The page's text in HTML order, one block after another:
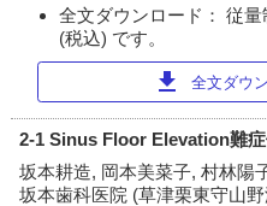
全文ダウンロード： 従
(税込) です。
download 全文ダウ
2-1 Sinus Floor Elevation難
坂本耕造, 岡本美菜子, 村林陽
坂本歯科医院 (草津栗東守山